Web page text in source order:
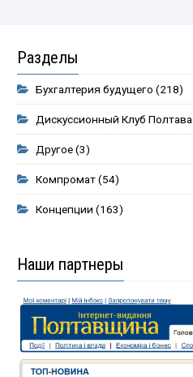
Разделы
Бухгалтерия будущего (218)
Дискуссионный Клуб Полтава
Другое(3)
Компромат(54)
Концепции (163)
Наши партнеры